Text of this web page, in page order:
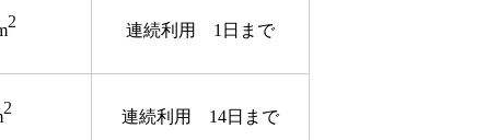
2 連続利用 1日まで
2 連続利用 14日まで